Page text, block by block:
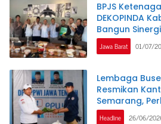
BPJS
DEKOPINDA
Bangun
Perlindungan
UKM
Jawa Barat 01/07/
Lembaga
Resmikan
Semarang,
Kelembagaan
Headline 26/06/